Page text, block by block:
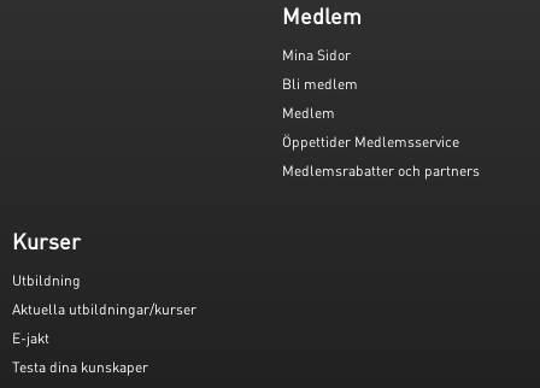
Medlem
Mina Sidor
Bli medlem
Medlem
Öppettider Medlemsservice
Medlemsrabatter och partners
Kurser
Utbildning
Aktuella utbildningar/kurser
E-jakt
Testa dina kunskaper